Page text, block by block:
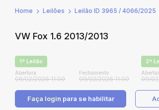
Busca por palavra-chave
Home Leilões Leilão ID 3965 / 4066/2025
VW Fox 1.6 2013/2013
1ª Leilão
Abertura
06/02/2026 11:00
Fechamento
09/02/2026 11:00
2ª
09/
Faça login para se habilitar